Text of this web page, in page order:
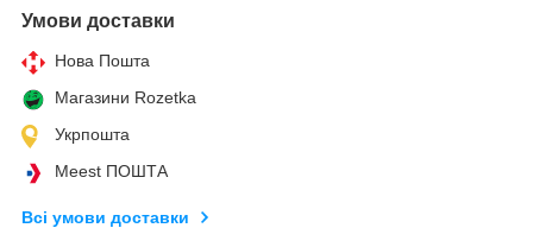
Умови доставки
Нова Пошта
Магазини Rozetka
Укрпошта
Meest ПОШТА
Всі умови доставки